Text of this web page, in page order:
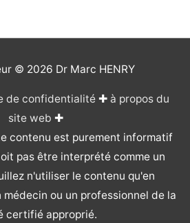
© 2026 Dr Marc HENRY
de confidentialité✚ à propos du
site web ✚
contenu est purement informatif
pas être interprété comme un
n'utiliser le contenu qu'en
ou un professionnel de la
certifié approprié.